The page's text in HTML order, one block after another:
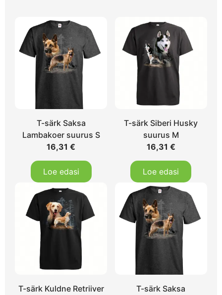
T-särk Saksa
Lambakoer suurus S
16,31€
Loe edasi
T-särk Siberi Husky
suurus M
16,31 €
Loe edasi
T-särk Kuldne Retriiver
T-särk Saksa